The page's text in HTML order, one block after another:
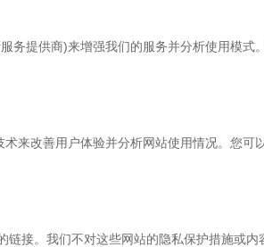
务提供商)来增强我们的服务并分析使用模
来改善用户体验并分析网站使用情况。您
接。我们不对这些网站的隐私保护措施或内